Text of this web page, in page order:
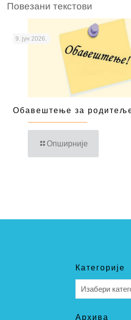
Повезани текстови
9. јун 2026.
Обавештење за
Опширније
Категорије
Архива